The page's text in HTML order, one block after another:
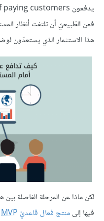
فمن الطّبيعيّ أن تلتفت أنظار
هذا الاستثمار الذي يستعدّون
لكن ماذا عن المرحلة الفاصلة بين
فيها إلىمنتج فعال قاعديّ MVP